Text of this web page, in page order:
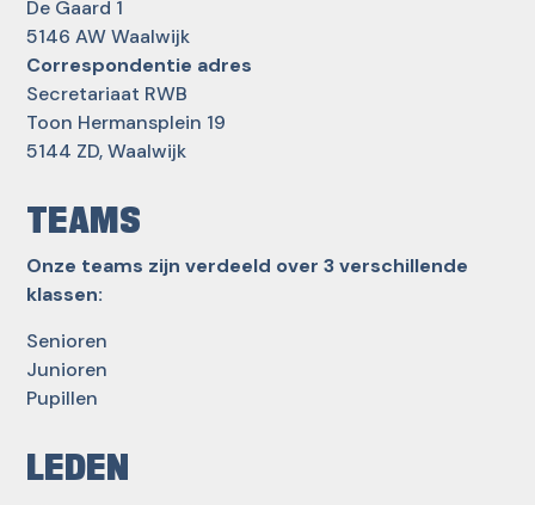
De Gaard 1
5146 AW Waalwijk
Correspondentie adres
Secretariaat RWB
Toon Hermansplein 19
5144 ZD, Waalwijk
TEAMS
Onze teams zijn verdeeld over 3 verschillende
klassen:
Senioren
Junioren
Pupillen
LEDEN